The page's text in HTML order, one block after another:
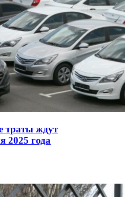
траты ждут
2025 года